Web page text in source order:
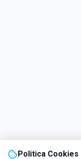
Politica Cookies